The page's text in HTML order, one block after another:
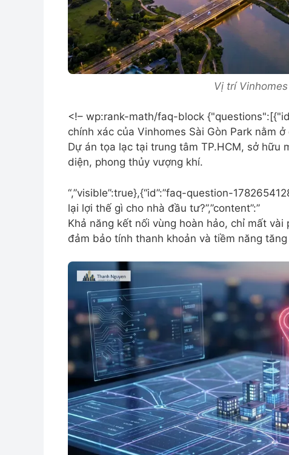
Vị trí
<!– wp:rank-math/faq-block
chính xác của Vinhomes Sài Gòn Park nằm
Dự án tọa lạc tại trung tâm TP.HCM, sở
diện, phong thủy vượng khí.
“,”visible”:true},{“id”:”faq-question-
lại lợi thế gì cho nhà đầu tư?”,”content”:”
Khả năng kết nối vùng hoàn hảo, chỉ mất
đảm bảo tính thanh khoản và tiềm năng